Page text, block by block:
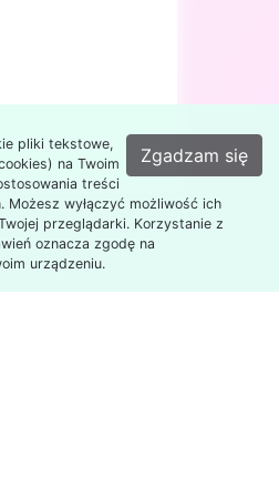
Zgadzam się
pliki tekstowe,
na Twoim
treści
wyłączyć możliwość ich
przeglądarki. Korzystanie z
oznacza zgodę na
urządzeniu.